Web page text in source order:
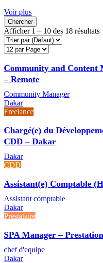
Voir plus
Chercher
Afficher 1 – 10 des 18 résultats
Community and Content
– Remote
Community Manager
Dakar
Freelance
Chargé(e) du
CDD – Dakar
Dakar
CDD
Assistant(e) Comptable
Assistant comptable
Dakar
Prestataire
SPA Manager –
chef d'equipe
Dakar